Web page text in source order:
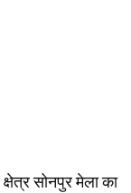
क्षेत्र सोनपुर मेला का